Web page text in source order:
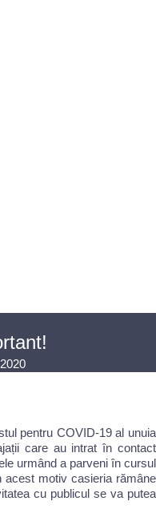
pentru COVID-19 al unuia
care au intrat în contact
urmând a parveni în cursul
acest motiv casieria rămâne
cu publicul se va putea